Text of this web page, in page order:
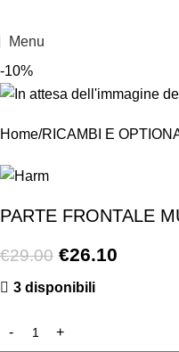
Menu
-10%
Home RICAMBI E
PARTE FRONTALE
€29.00 €26.10
3 disponibili